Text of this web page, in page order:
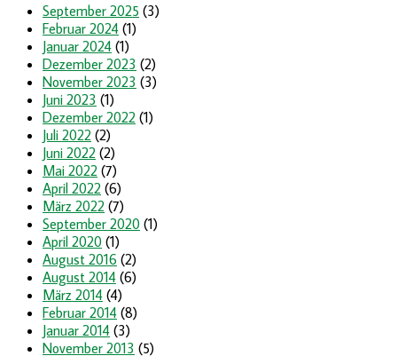
September 2025 (3)
Februar 2024 (1)
Januar 2024 (1)
Dezember 2023 (2)
November 2023 (3)
Juni 2023 (1)
Dezember 2022 (1)
Juli 2022 (2)
Juni 2022 (2)
Mai 2022 (7)
April 2022 (6)
März 2022 (7)
September 2020 (1)
April 2020 (1)
August 2016 (2)
August 2014 (6)
März 2014 (4)
Februar 2014 (8)
Januar 2014 (3)
November 2013 (5)